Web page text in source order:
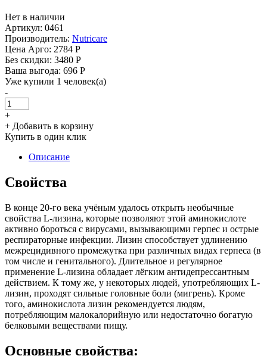
Нет в наличии
Артикул: 0461
Производитель: Nutricare
Цена Арго: 2784 Р
Без скидки: 3480 Р
Ваша выгода: 696 Р
Уже купили 1 человек(а)
-
+
+ Добавить в корзину
Купить в один клик
Описание
Свойства
В конце 20-го века учёным удалось открыть необычные
свойства L-лизина, которые позволяют этой аминокислоте
активно бороться с вирусами, вызывающими герпес и острые
респираторные инфекции. Лизин способствует удлинению
межрецидивного промежутка при различных видах герпеса (в
том числе и генитального). Длительное и регулярное
применение L-лизина обладает лёгким антидепрессантным
действием. К тому же, у некоторых людей, употребляющих L-
лизин, проходят сильные головные боли (мигрень). Кроме
того, аминокислота лизин рекомендуется людям,
потребляющим малокалорийную или недостаточно богатую
белковыми веществами пищу.
Основные свойства: